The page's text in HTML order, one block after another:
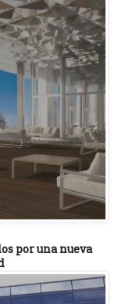
por una nueva